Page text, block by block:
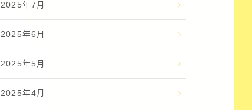
2025年7月
2025年6月
2025年5月
2025年4月